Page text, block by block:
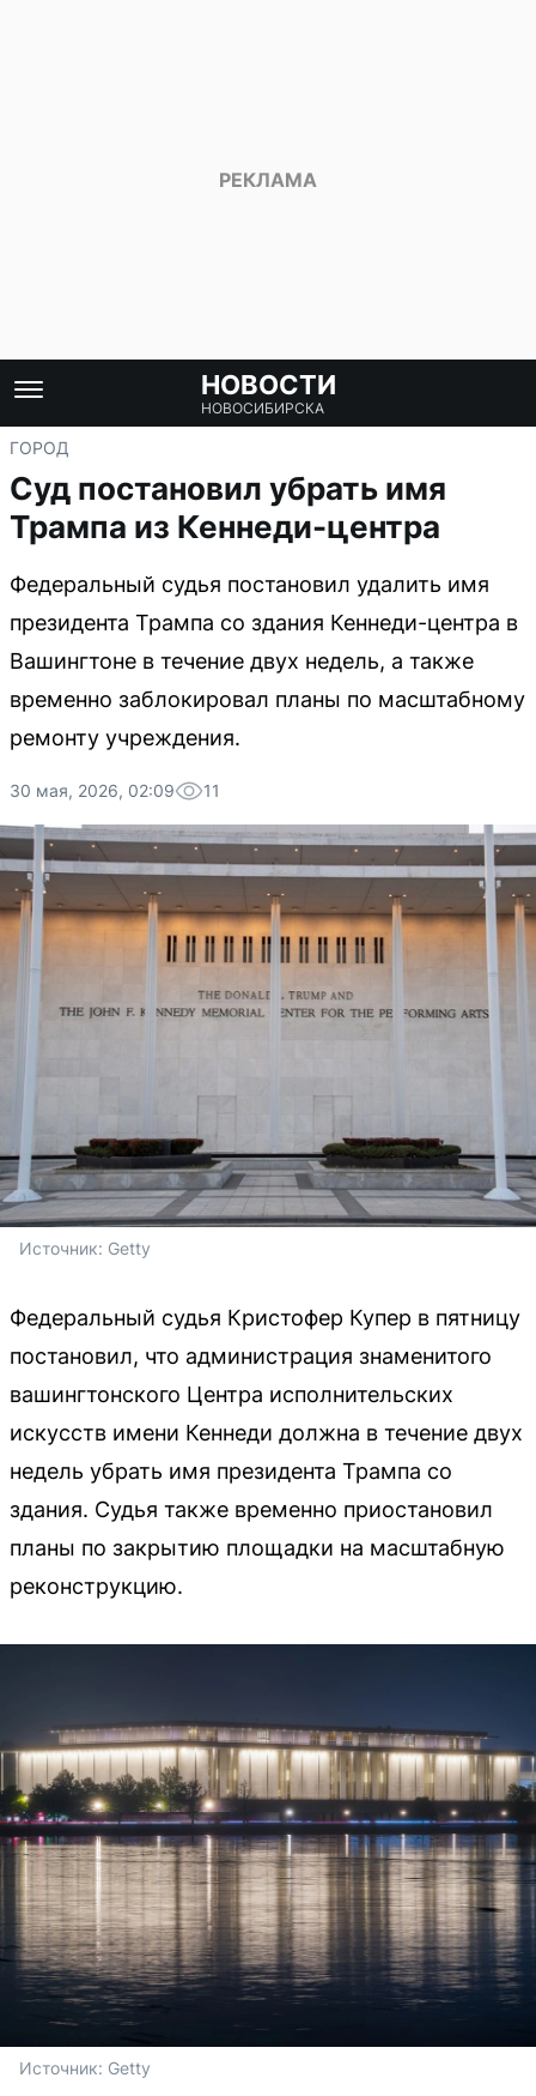
НОВОСТИ
НОВОСИБИРСКА
ГОРОД
Суд постановил убрать имя
Трампа из Кеннеди-центра
Федеральный судья постановил удалить имя
президента Трампа со здания Кеннеди-центра в
Вашингтоне в течение двух недель, а также
временно заблокировал планы по масштабному
ремонту учреждения.
30 мая, 2026, 02:09 11
Источник: Getty
Федеральный судья Кристофер Купер в пятницу
постановил, что администрация знаменитого
вашингтонского Центра исполнительских
искусств имени Кеннеди должна в течение двух
недель убрать имя президента Трампа со
здания. Судья также временно приостановил
планы по закрытию площадки на масштабную
реконструкцию.
Источник: Getty